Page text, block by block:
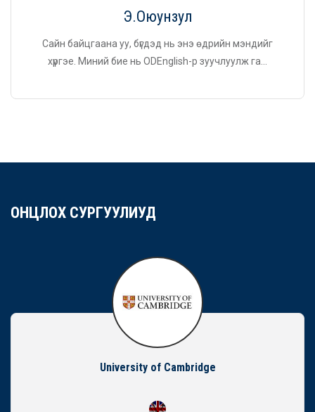
Э.Оюунзул
Сайн байцгаана уу, бүгдэд нь энэ өдрийн мэндийг
хүргэе. Миний бие нь ODEnglish-р зуучлуулж га...
ОНЦЛОХ СУРГУУЛИУД
University of Cambridge